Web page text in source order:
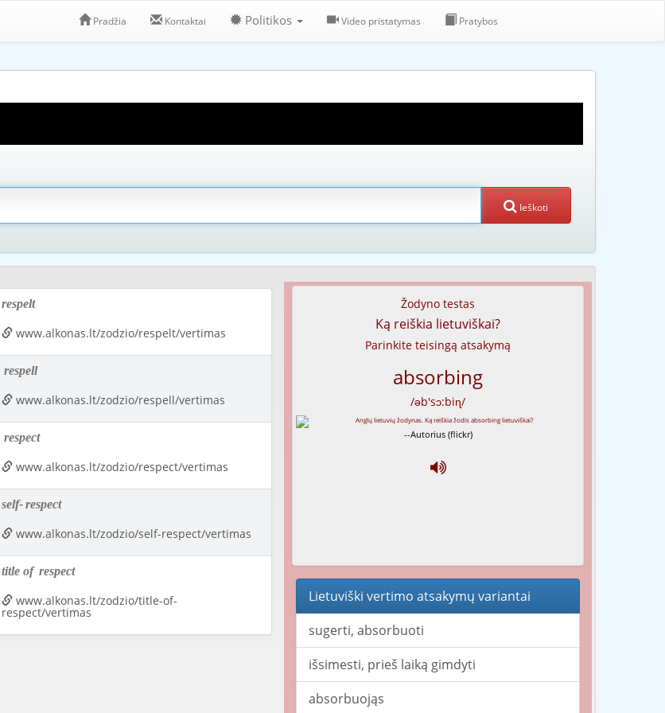
Pradžia Kontaktai Politikos Video pristatymas Pratybos
Ieškoti
respelt
www.alkonas.lt/zodzio/respelt/vertimas
respell
www.alkonas.lt/zodzio/respell/vertimas
respect
www.alkonas.lt/zodzio/respect/vertimas
self-respect
www.alkonas.lt/zodzio/self-respect/vertimas
title of respect
www.alkonas.lt/zodzio/title-of-
respect/vertimas
Žodyno testas
Ką reiškia lietuviškai?
Parinkite teisingą atsakymą
absorbing
/əb'sɔ:biɳ/
--Autorius (flickr)
Lietuviški vertimo atsakymų variantai
sugerti, absorbuoti
išsimesti, prieš laiką gimdyti
absorbuojąs